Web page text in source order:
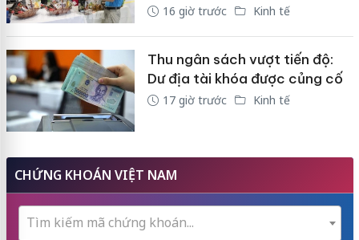
16 giờ trước Kinh tế
Thu ngân sách vượt tiến độ:
Dư địa tài khóa được củng cố
17 giờ trước Kinh tế
CHỨNG KHOÁN VIỆT NAM
Tìm kiếm mã chứng khoán...